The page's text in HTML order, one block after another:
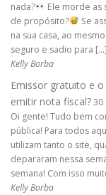
nada?
Ele morde as
de propósito?
Se
na sua casa, ao
seguro e sadio para […]
Kelly Borba
Emissor gratuito e
emitir nota fiscal?30
Oi gente! Tudo bem
pública! Para todos
utilizam tanto o site,
depararam nessa
semana! Com isso
Kelly Borba